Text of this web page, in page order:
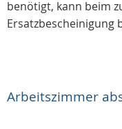
benötigt, kann beim
Ersatzbescheinigung
Arbeitszimmer